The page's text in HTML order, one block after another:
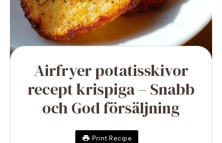
Airfryer potatisskivor
recept krispiga – Snabb
och God försäljning
Print Recipe